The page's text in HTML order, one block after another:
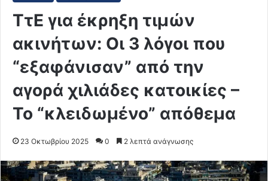
ΤτΕ για έκρηξη τιμών
ακινήτων: Οι 3 λόγοι που
“εξαφάνισαν” από την
αγορά χιλιάδες κατοικίες –
Το “κλειδωμένο” απόθεμα
23 Οκτωβρίου 2025 0 2 λεπτά ανάγνωσης